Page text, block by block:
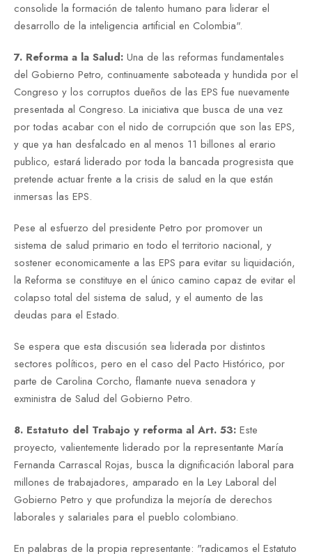
consolide la formación de talento humano para liderar el
desarrollo de la inteligencia artificial en Colombia".
7. Reforma a la Salud: Una de las reformas fundamentales
del Gobierno Petro, continuamente saboteada y hundida por el
Congreso y los corruptos dueños de las EPS fue nuevamente
presentada al Congreso. La iniciativa que busca de una vez
por todas acabar con el nido de corrupción que son las EPS,
y que ya han desfalcado en al menos 11 billones al erario
publico, estará liderado por toda la bancada progresista que
pretende actuar frente a la crisis de salud en la que están
inmersas las EPS.
Pese al esfuerzo del presidente Petro por promover un
sistema de salud primario en todo el territorio nacional, y
sostener economicamente a las EPS para evitar su liquidación,
la Reforma se constituye en el único camino capaz de evitar el
colapso total del sistema de salud, y el aumento de las
deudas para el Estado.
Se espera que esta discusión sea liderada por distintos
sectores políticos, pero en el caso del Pacto Histórico, por
parte de Carolina Corcho, flamante nueva senadora y
exministra de Salud del Gobierno Petro.
8. Estatuto del Trabajo y reforma al Art. 53: Este
proyecto, valientemente liderado por la representante María
Fernanda Carrascal Rojas, busca la dignificación laboral para
millones de trabajadores, amparado en la Ley Laboral del
Gobierno Petro y que profundiza la mejoría de derechos
laborales y salariales para el pueblo colombiano.
En palabras de la propia representante: "radicamos el Estatuto